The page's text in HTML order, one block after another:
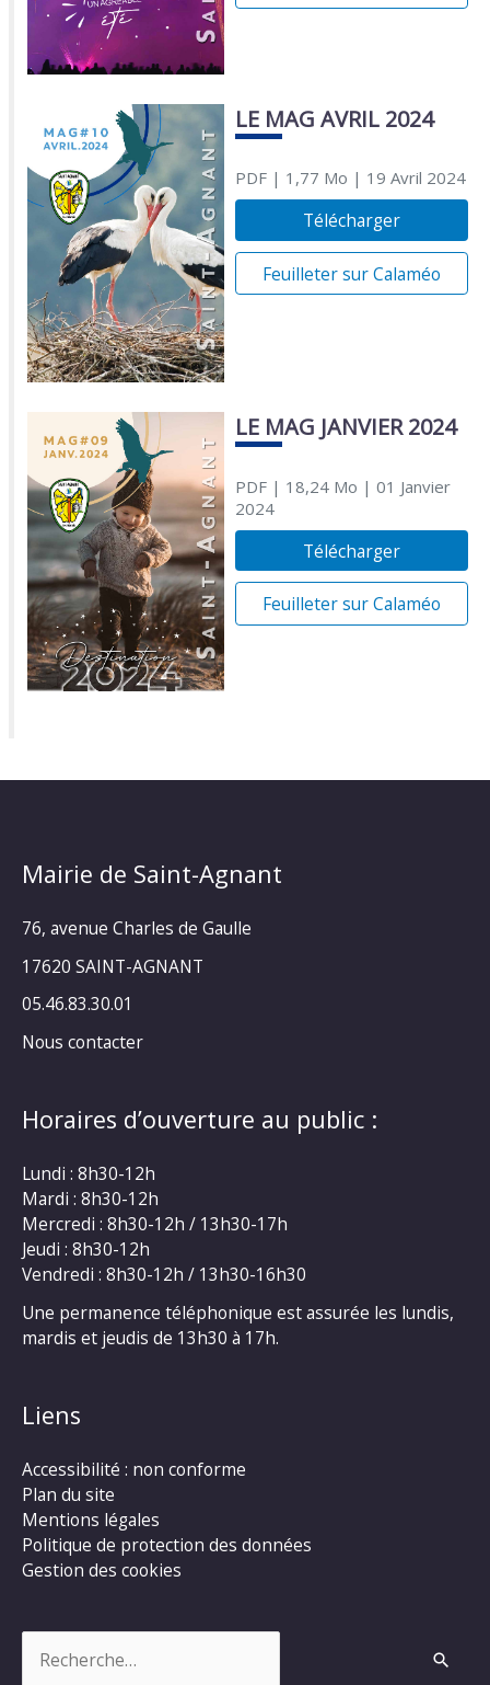
LE MAG AVRIL 2024
PDF| 1,77 Mo | 19 Avril 2024
Télécharger
Feuilleter sur Calaméo
LE MAG JANVIER 2024
PDF| 18,24 Mo | 01 Janvier
2024
Télécharger
Feuilleter sur Calaméo
Mairie de Saint-Agnant
76, avenue Charles de Gaulle
17620 SAINT-AGNANT
05.46.83.30.01
Nous contacter
Horaires d’ouverture au public :
Lundi : 8h30-12h
Mardi : 8h30-12h
Mercredi : 8h30-12h / 13h30-17h
Jeudi : 8h30-12h
Vendredi : 8h30-12h / 13h30-16h30
Une permanence téléphonique est assurée les lundis,
mardis et jeudis de 13h30 à 17h.
Liens
Accessibilité : non conforme
Plan du site
Mentions légales
Politique de protection des données
Gestion des cookies